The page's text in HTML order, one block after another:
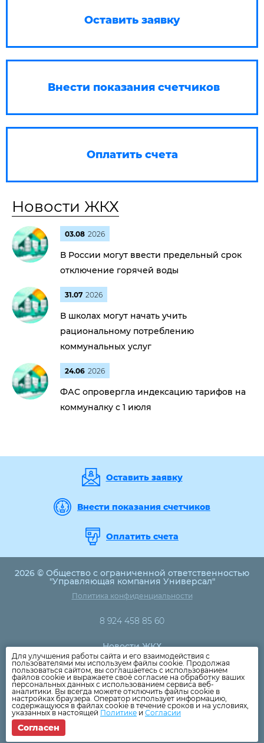
Оставить заявку
Внести показания счетчиков
Оплатить счета
Новости ЖКХ
03.08 2026
В России могут ввести предельный срок
отключение горячей воды
31.07 2026
В школах могут начать учить
рациональному потреблению
коммунальных услуг
24.06 2026
ФАС опровергла индексацию тарифов на
коммуналку с 1 июля
Оставить заявку
Внести показания счетчиков
Оплатить счета
2026 © Общество с ограниченной ответственностью
"Управляющая компания Универсал"
Политика конфиденциальности
8 924 458 85 60
Новости ЖКХ
Новости компании
Как оплатить
Дома
Раскрытие информации
Вопросы
Для улучшения работы сайта и его взаимодействия с
пользователями мы используем файлы cookie. Продолжая
пользоваться сайтом, вы соглашаетесь с использованием
файлов cookie и выражаете своё согласие на обработку ваших
персональных данных с использованием сервиса веб-
аналитики. Вы всегда можете отключить файлы cookie в
настройках браузера. Оператор использует информацию,
содержащуюся в файлах cookie в течение сроков и на условиях,
указанных в настоящей Политике и Согласии
Согласен